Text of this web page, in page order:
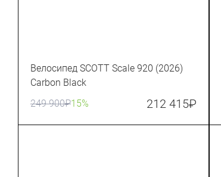
Велосипед SCOTT Scale 920 (2026)
Carbon Black
249 900₽15% 212 415₽